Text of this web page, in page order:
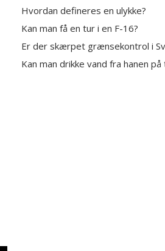
Hvordan defineres en ulykke?
Kan man få en tur i en F-16?
Er der skærpet grænsekontrol i
Kan man drikke vand fra hanen på